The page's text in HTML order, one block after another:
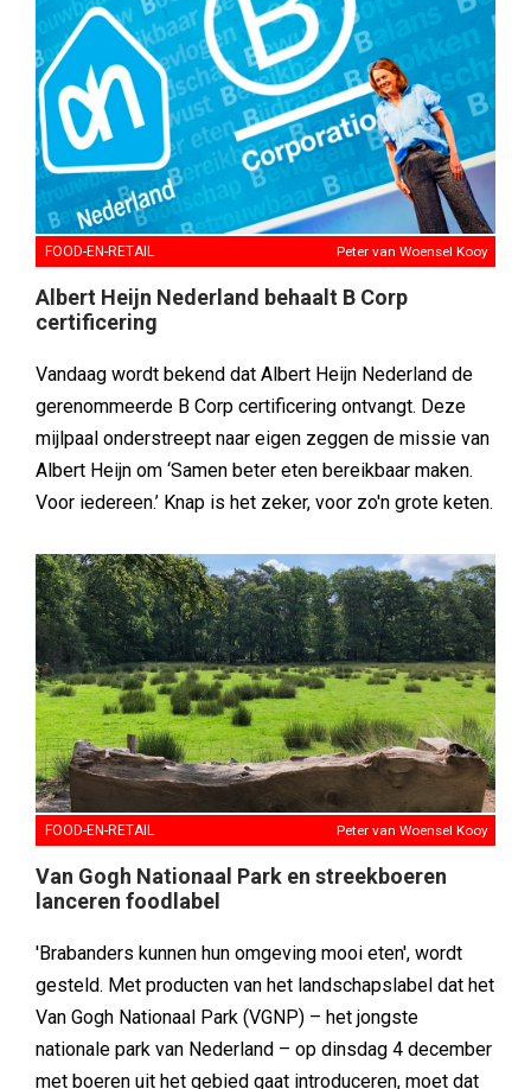
FOOD-EN-RETAIL Peter van Woensel Kooy
Albert Heijn Nederland behaalt B Corp
certificering
Vandaag wordt bekend dat Albert Heijn Nederland de
gerenommeerde B Corp certificering ontvangt. Deze
mijlpaal onderstreept naar eigen zeggen de missie van
Albert Heijn om ‘Samen beter eten bereikbaar maken.
Voor iedereen.’ Knap is het zeker, voor zo'n grote keten.
FOOD-EN-RETAIL Peter van Woensel Kooy
Van Gogh Nationaal Park en streekboeren
lanceren foodlabel
'Brabanders kunnen hun omgeving mooi eten', wordt
gesteld. Met producten van het landschapslabel dat het
Van Gogh Nationaal Park (VGNP) – het jongste
nationale park van Nederland – op dinsdag 4 december
met boeren uit het gebied gaat introduceren, moet dat